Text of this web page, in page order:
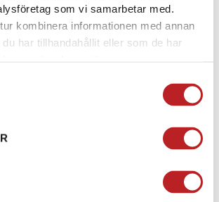
som vi samarbetar med.
kombinera informationen med annan
har tillhandahållit eller som de har
SMC R
ELSE Sliding at the apex to
army in the middle-weight